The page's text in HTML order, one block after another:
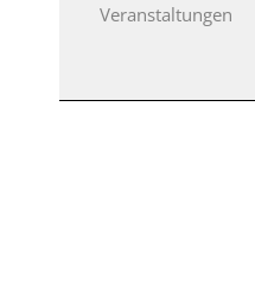
Veranstaltungen